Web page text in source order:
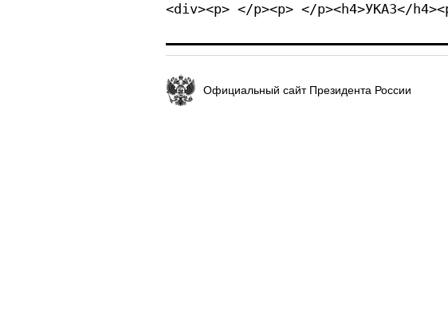
<div><p> </p><p> </p><h4>УКАЗ</
Официальный сайт Президента России